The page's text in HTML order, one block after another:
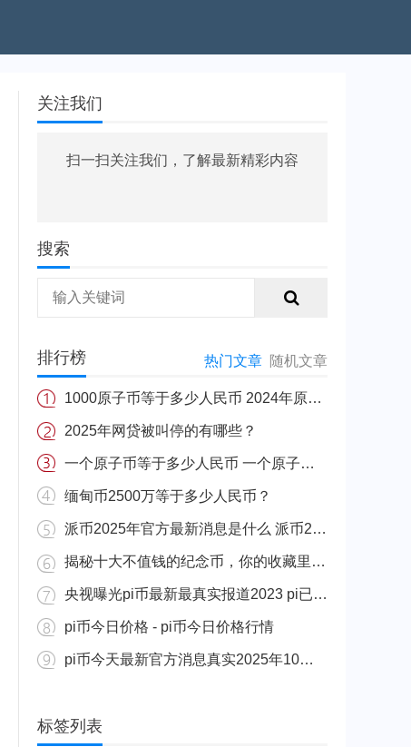
关注我们
扫一扫关注我们，了解最新精彩内容
搜索
排行榜 热门文章 随机文章
1000原子币等于多少人民币 2024年原子币最新价格介绍一览
2025年网贷被叫停的有哪些？
一个原子币等于多少人民币 一个原子币价格介绍
缅甸币2500万等于多少人民币？
派币2025年官方最新消息是什么 派币2025年官方最新消息真实分享
揭秘十大不值钱的纪念币，你的收藏里有吗？
央视曝光pi币最新最真实报道2023 pi已经成功了是真的吗（假的）
pi币今日价格 - pi币今日价格行情
pi币今天最新官方消息真实2025年10月 派币今天最新消息介绍
标签列表